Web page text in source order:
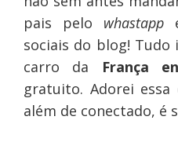
pais pelo whastappe
sociais do blog! Tudo
carro da França
gratuito. Adorei essa
além de conectado, é